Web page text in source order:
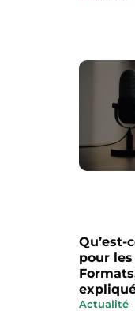
Qu’est-
pour
Actualité